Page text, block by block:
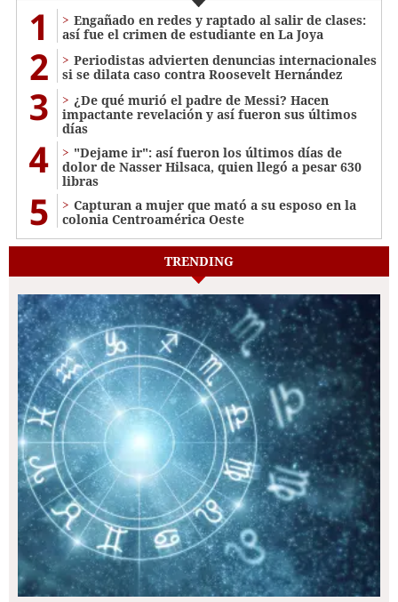
1
Engañado en redes y raptado al salir de clases:
así fue el crimen de estudiante en La Joya
2
Periodistas advierten denuncias internacionales
si se dilata caso contra Roosevelt Hernández
3
¿De qué murió el padre de Messi? Hacen
impactante revelación y así fueron sus últimos
días
4
"Dejame ir": así fueron los últimos días de
dolor de Nasser Hilsaca, quien llegó a pesar 630
libras
5
Capturan a mujer que mató a su esposo en la
colonia Centroamérica Oeste
TRENDING